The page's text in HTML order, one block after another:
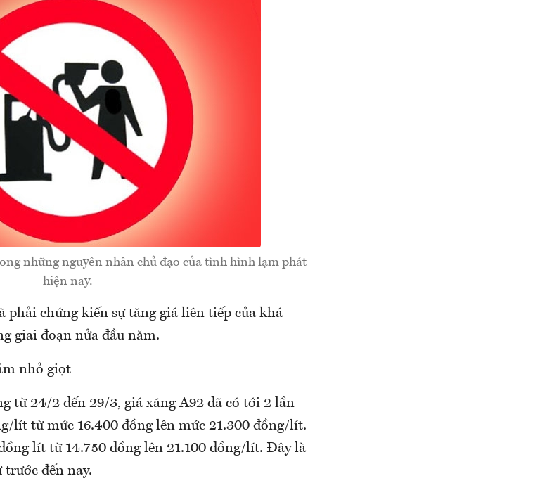
những nguyên nhân chủ đạo của tình hình lạm phát
hiện nay.
phải chứng kiến sự tăng giá liên tiếp của khá
giai đoạn nửa đầu năm.
nhỏ giọt
từ 24/2 đến 29/3, giá xăng A92 đã có tới 2 lần
lít từ mức 16.400 đồng lên mức 21.300 đồng/lít.
lít từ 14.750 đồng lên 21.100 đồng/lít. Đây là
trước đến nay.